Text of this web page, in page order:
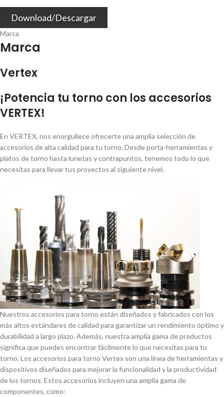
Download/Descargar
Marca
Marca
Vertex
¡Potencia tu torno con los accesorios
VERTEX!
En VERTEX, nos enorgullece ofrecerte una amplia selección de
accesorios de alta calidad para tu torno. Desde porta-herramientas y
platos de torno hasta lunetas y contrapuntos, tenemos todo lo que
necesitas para llevar tus proyectos al siguiente nivel.
Nuestros accesorios para torno están diseñados y fabricados con los
más altos estándares de calidad para garantizar un rendimiento óptimo y
durabilidad a largo plazo. Además, nuestra amplia gama de productos
significa que puedes encontrar fácilmente lo que necesitas para tu
torno. Los accesorios para torno Vertex son una lí­nea de herramientas y
dispositivos diseñados para mejorar la funcionalidad y la productividad
de los tornos. Estos accesorios incluyen una amplia gama de
componentes, como: